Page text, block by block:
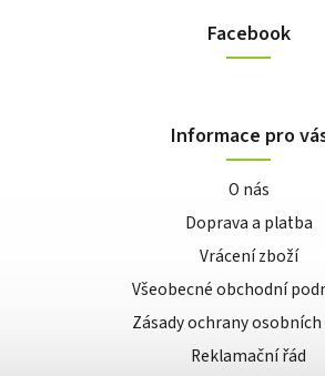
Facebook
Informace pro
O nás
Doprava a platba
Vrácení zboží
Všeobecné obchodní
Zásady ochrany osobních
Reklamační řád